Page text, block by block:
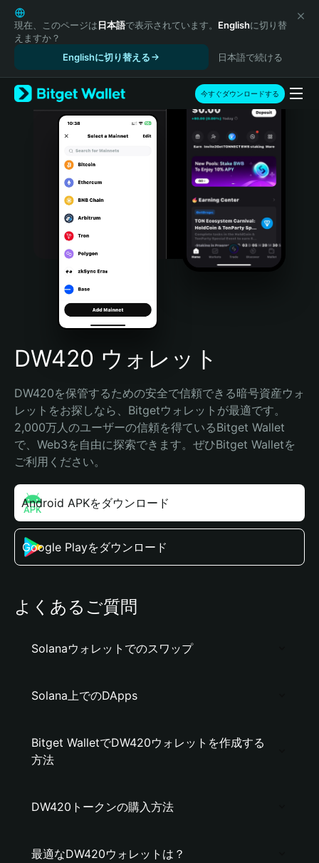
English
日本語
Tiếng Việt
Español (Latinoamérica)
Türkçe
Italiano
Português (Portugal)
Bahasa Indonesia
Português (Brasil)
Español (Argentina)
現在、このページは日本語で表示されています。 Englishに切り替
えますか？
Englishに切り替える
日本語で続ける
今すぐダウンロードする
DW420 ウォレット
DW420を保管するための安全で信頼できる暗号資産ウォ
レットをお探しなら、Bitgetウォレットが最適です。
2,000万人のユーザーの信頼を得ているBitget Wallet
で、Web3を自由に探索できます。ぜひBitget Walletを
ご利用ください。
Android APKをダウンロード
Google Playをダウンロード
よくあるご質問
Solanaウォレットでのスワップ
Solana上でのDApps
Bitget WalletでDW420ウォレットを作成する
方法
DW420トークンの購入方法
最適なDW420ウォレットは？